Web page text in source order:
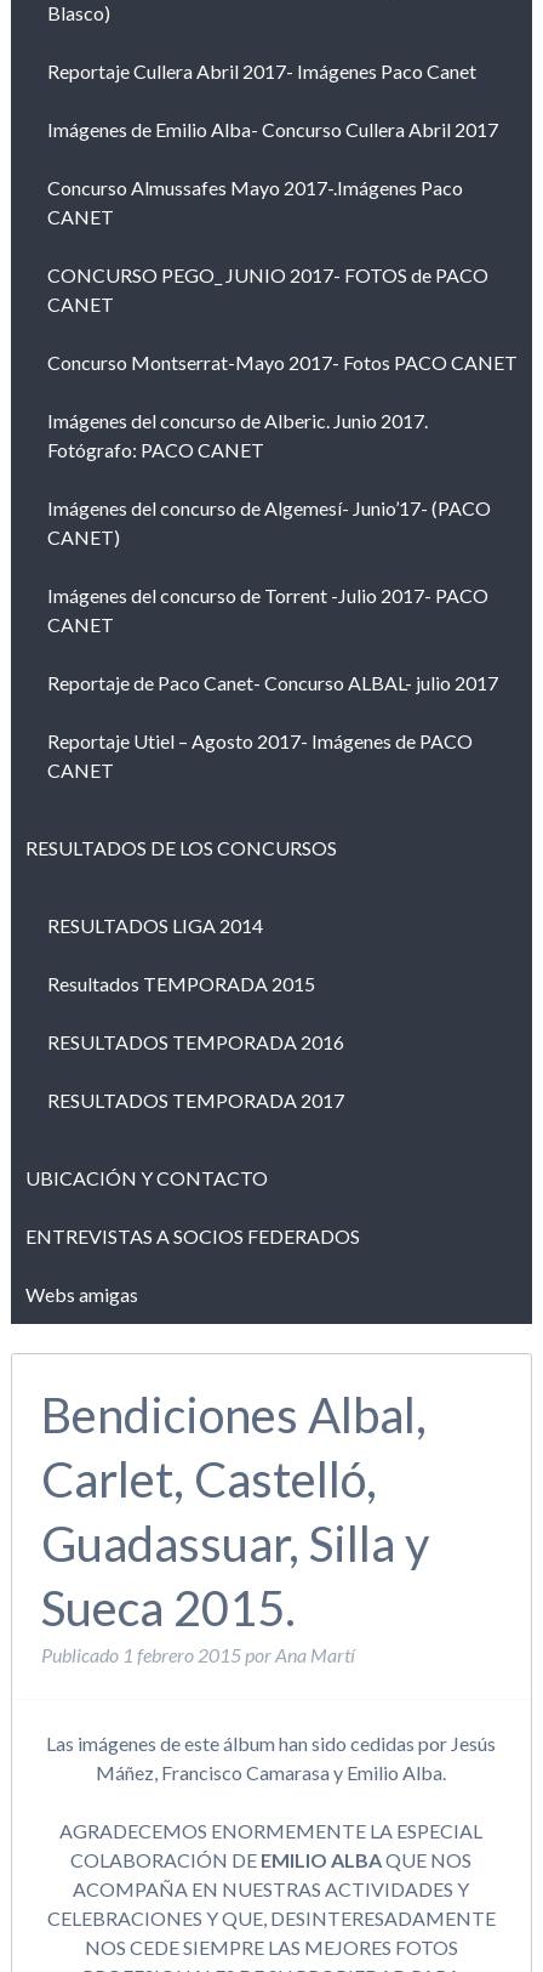
Blasco)
Reportaje Cullera Abril 2017- Imágenes Paco Canet
Imágenes de Emilio Alba- Concurso Cullera Abril 2017
Concurso Almussafes Mayo 2017-.Imágenes Paco
CANET
CONCURSO PEGO_ JUNIO 2017- FOTOS de PACO
CANET
Concurso Montserrat-Mayo 2017- Fotos PACO CANET
Imágenes del concurso de Alberic. Junio 2017.
Fotógrafo: PACO CANET
Imágenes del concurso de Algemesí- Junio’17- (PACO
CANET)
Imágenes del concurso de Torrent -Julio 2017- PACO
CANET
Reportaje de Paco Canet- Concurso ALBAL- julio 2017
Reportaje Utiel – Agosto 2017- Imágenes de PACO
CANET
RESULTADOS DE LOS CONCURSOS
RESULTADOS LIGA 2014
Resultados TEMPORADA 2015
RESULTADOS TEMPORADA 2016
RESULTADOS TEMPORADA 2017
UBICACIÓN Y CONTACTO
ENTREVISTAS A SOCIOS FEDERADOS
Webs amigas
Bendiciones Albal,
Carlet, Castelló,
Guadassuar, Silla y
Sueca 2015.
Publicado 1 febrero 2015porAna Martí
Las imágenes de este álbum han sido cedidas por Jesús
Máñez, Francisco Camarasa y Emilio Alba.
AGRADECEMOS ENORMEMENTE LA ESPECIAL
COLABORACIÓN DE EMILIO ALBAQUE NOS
ACOMPAÑA EN NUESTRAS ACTIVIDADES Y
CELEBRACIONES Y QUE, DESINTERESADAMENTE
NOS CEDE SIEMPRE LAS MEJORES FOTOS